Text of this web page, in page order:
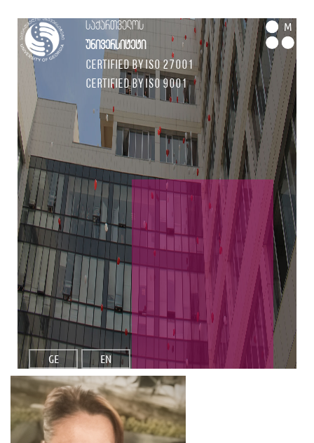
საქართველოს
უნივერსიტეტი
Certified by ISO 27001
Certified by ISO 9001
M
GE EN